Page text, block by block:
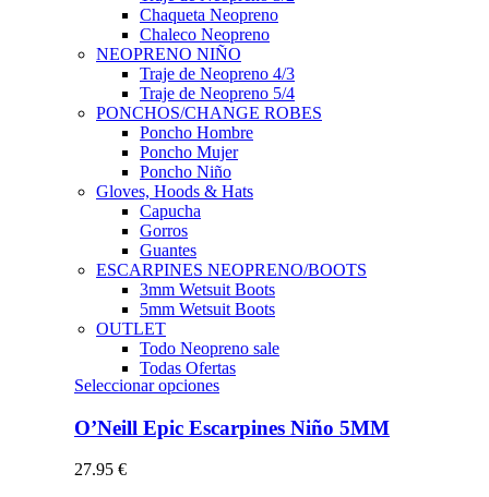
Chaqueta Neopreno
Chaleco Neopreno
NEOPRENO NIÑO
Traje de Neopreno 4/3
Traje de Neopreno 5/4
PONCHOS/CHANGE ROBES
Poncho Hombre
Poncho Mujer
Poncho Niño
Gloves, Hoods & Hats
Capucha
Gorros
Guantes
ESCARPINES NEOPRENO/BOOTS
3mm Wetsuit Boots
5mm Wetsuit Boots
OUTLET
Todo Neopreno sale
Todas Ofertas
Seleccionar opcionesEste
tiene
múltiples
O’Neill Epic Escarpines Niño 5MM
27.95 €